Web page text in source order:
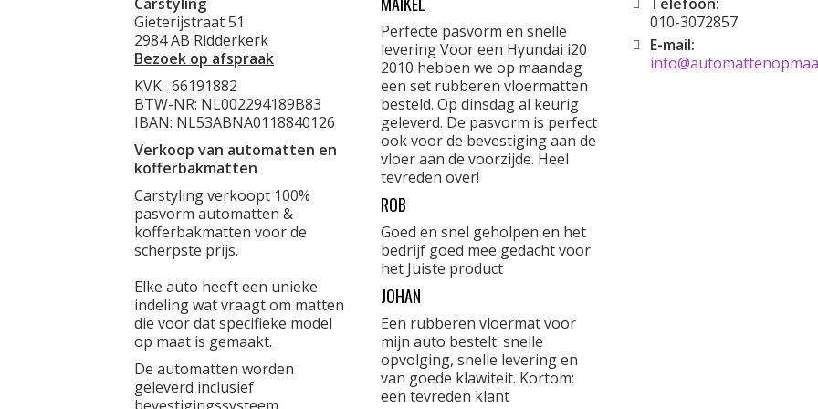
Gieterijstraat 51
2984 AB Ridderkerk
Bezoek op afspraak
KVK: 66191882
BTW-NR: NL002294189B83
IBAN: NL53ABNA0118840126
Verkoop van automatten en
kofferbakmatten
Carstyling verkoopt 100%
pasvorm automatten &
kofferbakmatten voor de
scherpste prijs.
Elke auto heeft een unieke
indeling wat vraagt om matten
die voor dat specifieke model
op maat is gemaakt.
De automatten worden
geleverd inclusief
bevestigingssysteem.
Perfecte pasvorm en snelle
levering Voor een Hyundai i20
2010 hebben we op maandag
een set rubberen vloermatten
besteld. Op dinsdag al keurig
geleverd. De pasvorm is perfect
ook voor de bevestiging aan de
vloer aan de voorzijde. Heel
tevreden over!
ROB
Goed en snel geholpen en het
bedrijf goed mee gedacht voor
het Juiste product
JOHAN
Een rubberen vloermat voor
mijn auto bestelt: snelle
opvolging, snelle levering en
van goede klawiteit. Kortom:
een tevreden klant
010-3072857
E-mail: